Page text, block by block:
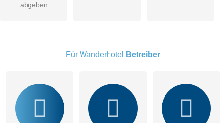
Besucher sichtbar.
abgeben
Für Wanderhotel Betreiber